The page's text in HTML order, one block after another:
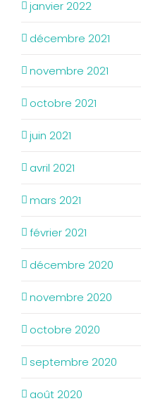
janvier 2022
décembre 2021
novembre 2021
octobre 2021
juin 2021
avril 2021
mars 2021
février 2021
décembre 2020
novembre 2020
octobre 2020
septembre 2020
août 2020